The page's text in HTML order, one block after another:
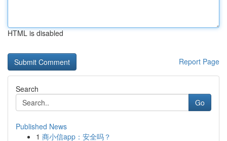
HTML is disabled
Report Page
Search
Go
Published News
1 商小信app：安全吗？